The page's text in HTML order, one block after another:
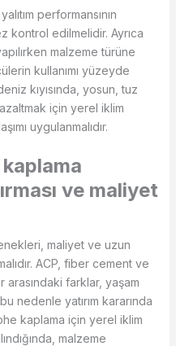
performansının
kontrol edilmelidir. Ayrıca
malzeme türüne
kullanımı yüzeyde
kıyısında, yosun, tuz
için yerel iklim
uygulanmalıdır.
ve maliyet
maliyet ve uzun
ACP, fiber cement ve
farklar, yaşam
nedenle yatırım kararında
kaplama için yerel iklim
malzeme